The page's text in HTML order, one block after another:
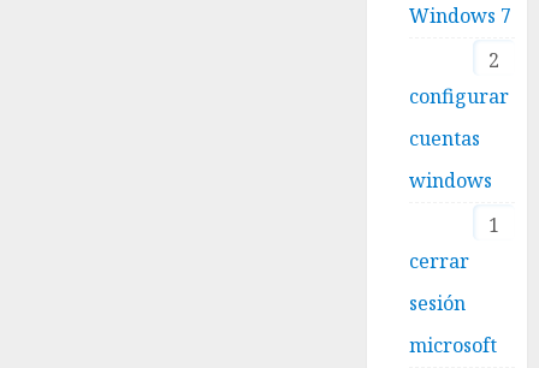
Windows 7
2
configurar
cuentas
windows
1
cerrar
sesión
microsoft